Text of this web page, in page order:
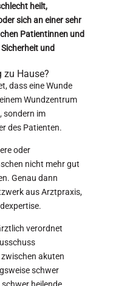
heilt,
sich an einer sehr
Patientinnen und
und
zu Hause?
dass eine Wunde
Wundzentrum
sondern im
des Patienten.
oder
nicht mehr gut
Genau dann
aus Arztpraxis,
verordnet
akuten
schwer
heilende